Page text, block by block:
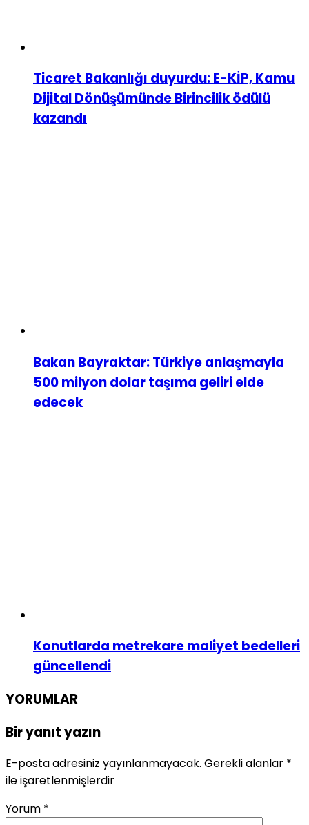
Ticaret Bakanlığı duyurdu: E-KİP, Kamu
Dijital Dönüşümünde Birincilik ödülü
kazandı
Bakan Bayraktar: Türkiye anlaşmayla
500 milyon dolar taşıma geliri elde
edecek
Konutlarda metrekare maliyet bedelleri
güncellendi
YORUMLAR
Bir yanıt yazın
E-posta adresiniz yayınlanmayacak. Gerekli alanlar *
ile işaretlenmişlerdir
Yorum *